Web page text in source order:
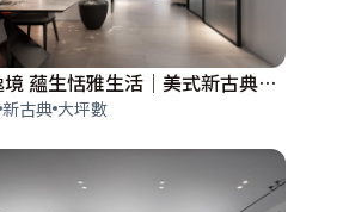
漫步逸境 蘊生恬雅生活│美式新古典│95坪
新古典 大坪數